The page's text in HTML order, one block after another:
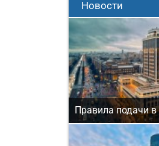
Новости
Правила подачи в